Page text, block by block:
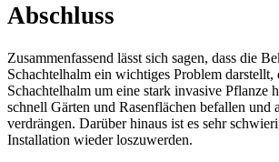
Abschluss
Zusammenfassend lässt sich sagen, dass die
Schachtelhalm ein wichtiges Problem darstellt,
Schachtelhalm um eine stark invasive Pflanze
schnell Gärten und Rasenflächen befallen und
verdrängen. Darüber hinaus ist es sehr
Installation wieder loszuwerden.